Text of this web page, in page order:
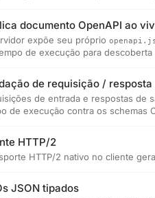
documento OpenAPI ao
expõe seu próprio
de execução para
de requisição /
de entrada e respostas de
de execução contra os schemas
HTTP/2
HTTP/2 nativo no cliente
JSON tipados